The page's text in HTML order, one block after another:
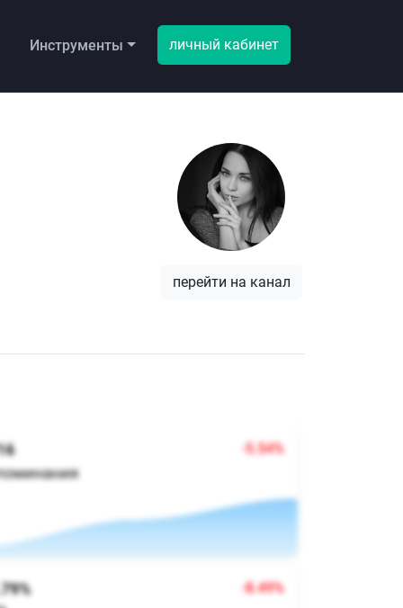
Инструменты личный кабинет
перейти на канал